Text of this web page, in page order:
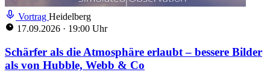
Vortrag Heidelberg
17.09.2026 · 19:00 Uhr
Schärfer als die Atmosphäre erlaubt – bessere Bilder
als von Hubble, Webb & Co